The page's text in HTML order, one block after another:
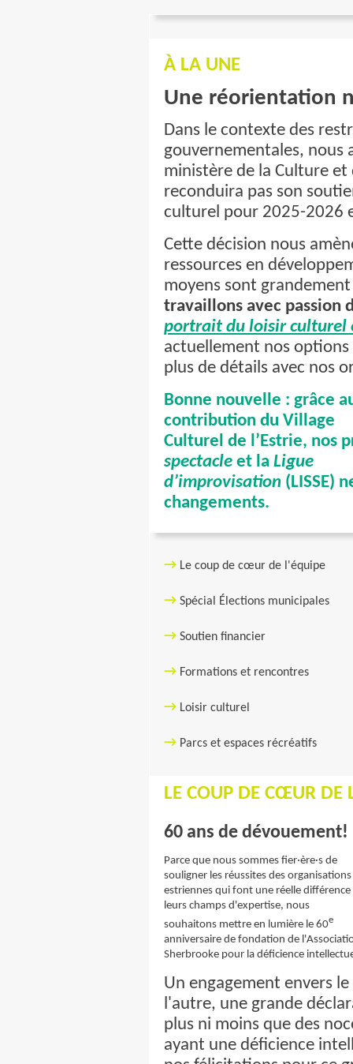
À LA UNE
Une réorientation
Dans le contexte des
gouvernementales, nous
ministère de la Culture
reconduira pas son
culturel pour 2025-2026
Cette décision nous
ressources en
moyens sont
travaillons avec passion
portrait du loisir culturel
actuellement nos
plus de détails avec nos
Bonne nouvelle : grâce
contribution du Village
Culturel de l’Estrie, nos
spectacle et la Ligue
d’improvisation (LISSE)
changements.
→ Le coup de cœur de l'équipe
→ Spécial Élections municipales
→ Soutien financier
→ Formations et rencontres
→ Loisir culturel
→ Parcs et espaces récréatifs
LE COUP DE CŒUR DE
60 ans de dévouement!
Parce que nous sommes fier·ère·s de
souligner les réussites des organisations
estriennes qui font une réelle différence
leurs champs d'expertise, nous
souhaitons mettre en lumière le 60e
anniversaire de fondation de
Sherbrooke pour la déficience
Un engagement envers
l'autre, une grande
plus ni moins que des
ayant une déficience